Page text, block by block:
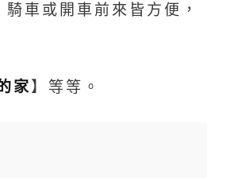
車或開車前來皆方便，
家】等等。